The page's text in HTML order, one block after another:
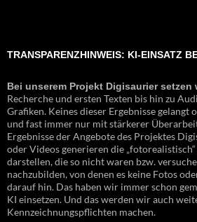
TRANSPARENZHINWEIS: KI-EINSATZ
Bei unserem Projekt Digisaurier setzen
Recherche und ersten Texten bis hin zu
Grafiken. Keines dieser Ergebnisse gelangt
und fast immer nur mit stärkerer
Ergebnisse der Angebote des Projektes
oder Videos generieren die
darstellen, die so nicht waren bzw.
nachzubilden, von denen es keine Fotos
darauf hin. Das haben wir immer schon
KI einsetzen. Und das werden wir auch
Kennzeichnungspflichten machen.